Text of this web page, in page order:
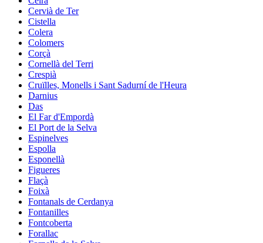
Cervià de Ter
Cistella
Colera
Colomers
Corçà
Cornellà del Terri
Crespià
Cruïlles, Monells i Sant Sadurní de l'Heura
Darnius
Das
El Far d'Empordà
El Port de la Selva
Espinelves
Espolla
Esponellà
Figueres
Flaçà
Foixà
Fontanals de Cerdanya
Fontanilles
Fontcoberta
Forallac